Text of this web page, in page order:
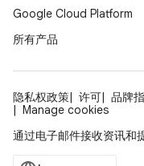
Google Cloud Platform
所有产品
隐私权政策 许可 品牌
Manage cookies
通过电子邮件接收资讯和